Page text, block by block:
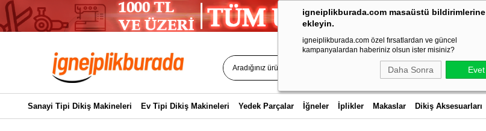
igneiplikburada.com masaüstü bildirimlerine
ekleyin.
igneiplikburada.com özel fırsatlardan ve güncel
kampanyalardan haberiniz olsun ister misiniz?
Daha Sonra Evet
Sanayi Tipi Dikiş Makineleri Ev Tipi Dikiş Makineleri Yedek Parçalar İğneler İplikler Makaslar Dikiş Aksesuarları